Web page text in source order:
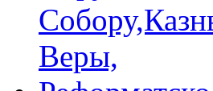
Веры,